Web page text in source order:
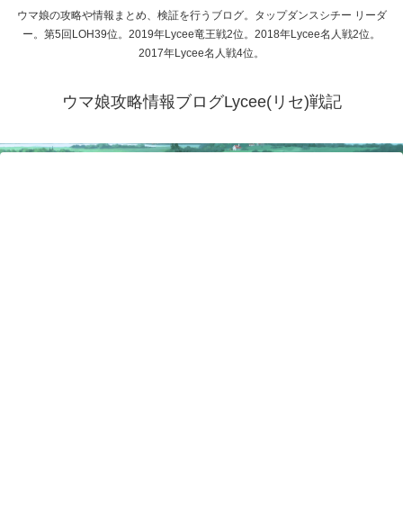
ウマ娘の攻略や情報まとめ、検証を行うブログ。タップダンスシチー リーダ
ー。第5回LOH39位。2019年Lycee竜王戦2位。2018年Lycee名人戦2位。
2017年Lycee名人戦4位。
ウマ娘攻略情報ブログLycee(リセ)戦記